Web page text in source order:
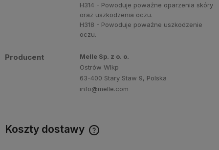
H314 - Powoduje poważne oparzenia skóry
oraz uszkodzenia oczu.
H318 - Powoduje poważne uszkodzenie
oczu.
Producent
Melle Sp. z o. o.
Ostrów Wlkp
63-400 Stary Staw 9, Polska
info@melle.com
Koszty dostawy